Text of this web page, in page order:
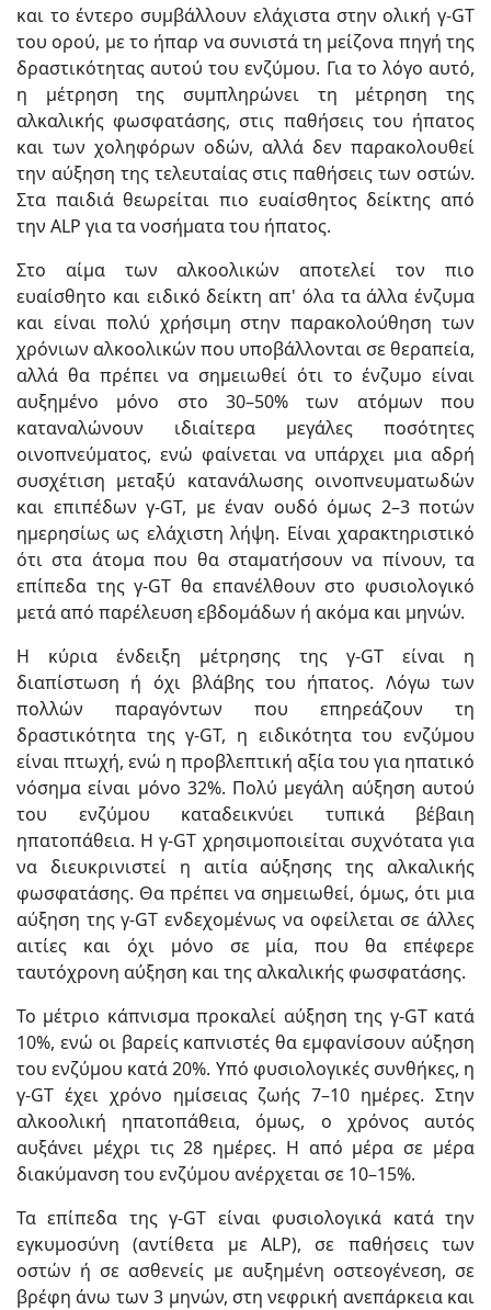
και το έντερο συμβάλλουν ελάχιστα στην ολική γ-GT
του ορού, με το ήπαρ να συνιστά τη μείζονα πηγή της
δραστικότητας αυτού του ενζύμου. Για το λόγο αυτό,
η μέτρηση της συμπληρώνει τη μέτρηση της
αλκαλικής φωσφατάσης, στις παθήσεις του ήπατος
και των χοληφόρων οδών, αλλά δεν παρακολουθεί
την αύξηση της τελευταίας στις παθήσεις των οστών.
Στα παιδιά θεωρείται πιο ευαίσθητος δείκτης από
την ALP για τα νοσήματα του ήπατος.
Στο αίμα των αλκοολικών αποτελεί τον πιο
ευαίσθητο και ειδικό δείκτη απ' όλα τα άλλα ένζυμα
και είναι πολύ χρήσιμη στην παρακολούθηση των
χρόνιων αλκοολικών που υποβάλλονται σε θεραπεία,
αλλά θα πρέπει να σημειωθεί ότι το ένζυμο είναι
αυξημένο μόνο στο 30–50% των ατόμων που
καταναλώνουν ιδιαίτερα μεγάλες ποσότητες
οινοπνεύματος, ενώ φαίνεται να υπάρχει μια αδρή
συσχέτιση μεταξύ κατανάλωσης οινοπνευματωδών
και επιπέδων γ-GT, με έναν ουδό όμως 2–3 ποτών
ημερησίως ως ελάχιστη λήψη. Είναι χαρακτηριστικό
ότι στα άτομα που θα σταματήσουν να πίνουν, τα
επίπεδα της γ-GT θα επανέλθουν στο φυσιολογικό
μετά από παρέλευση εβδομάδων ή ακόμα και μηνών.
Η κύρια ένδειξη μέτρησης της γ-GT είναι η
διαπίστωση ή όχι βλάβης του ήπατος. Λόγω των
πολλών παραγόντων που επηρεάζουν τη
δραστικότητα της γ-GT, η ειδικότητα του ενζύμου
είναι πτωχή, ενώ η προβλεπτική αξία του για ηπατικό
νόσημα είναι μόνο 32%. Πολύ μεγάλη αύξηση αυτού
του ενζύμου καταδεικνύει τυπικά βέβαιη
ηπατοπάθεια. Η γ-GT χρησιμοποιείται συχνότατα για
να διευκρινιστεί η αιτία αύξησης της αλκαλικής
φωσφατάσης. Θα πρέπει να σημειωθεί, όμως, ότι μια
αύξηση της γ-GT ενδεχομένως να οφείλεται σε άλλες
αιτίες και όχι μόνο σε μία, που θα επέφερε
ταυτόχρονη αύξηση και της αλκαλικής φωσφατάσης.
Το μέτριο κάπνισμα προκαλεί αύξηση της γ-GT κατά
10%, ενώ οι βαρείς καπνιστές θα εμφανίσουν αύξηση
του ενζύμου κατά 20%. Υπό φυσιολογικές συνθήκες, η
γ-GT έχει χρόνο ημίσειας ζωής 7–10 ημέρες. Στην
αλκοολική ηπατοπάθεια, όμως, ο χρόνος αυτός
αυξάνει μέχρι τις 28 ημέρες. Η από μέρα σε μέρα
διακύμανση του ενζύμου ανέρχεται σε 10–15%.
Τα επίπεδα της γ-GT είναι φυσιολογικά κατά την
εγκυμοσύνη (αντίθετα με ALP), σε παθήσεις των
οστών ή σε ασθενείς με αυξημένη οστεογένεση, σε
βρέφη άνω των 3 μηνών, στη νεφρική ανεπάρκεια και